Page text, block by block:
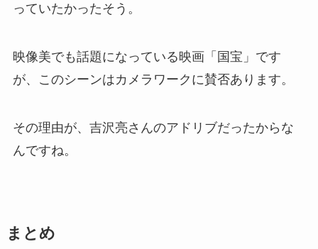
っていたかったそう。
映像美でも話題になっている映画「国宝」です
が、このシーンはカメラワークに賛否あります。
その理由が、吉沢亮さんのアドリブだったからな
んですね。
まとめ